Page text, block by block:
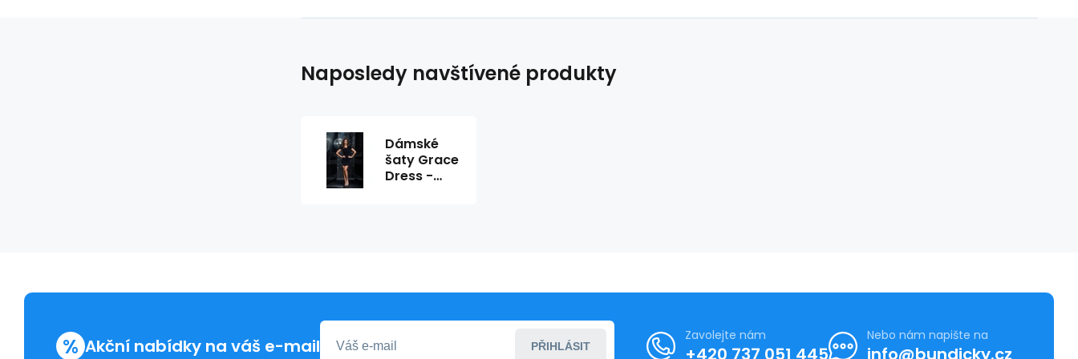
Naposledy navštívené produkty
Dámské
šaty Grace
Dress -
% Akční nabídky na váš e-mail PŘIHLÁSIT
Zavolejte nám
+420 737 051 445
Nebo nám napište na
info@bundicky.cz